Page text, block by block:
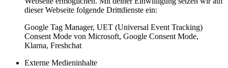
dieser Webseite folgende Drittdienste ein:
Google Tag Manager, UET (Universal Event Tracking)
Consent Mode von Microsoft, Google Consent Mode,
Klarna, Freshchat
Externe Medieninhalte